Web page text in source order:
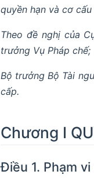
quyền hạn và cơ
Theo đề nghị của
trưởng Vụ Pháp chế;
Bộ trưởng Bộ Tài
cấp.
Chương I
Điều 1. Phạm